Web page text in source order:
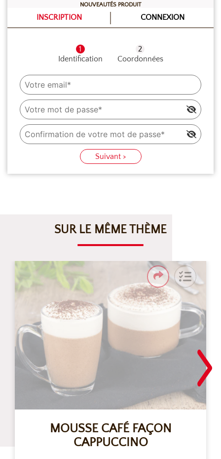
Dresser à la poche dans des verrines la moitié de la
rajouter l’autre moitié en répétant la procédure avec le
avant de servir.
NOUVEAUTÉS PRODUIT
INSCRIPTION CONNEXION
Identification Coordonnées
Suivant >
SUR LE MÊME THÈME
MOUSSE CAFÉ FAÇON
CAPPUCCINO